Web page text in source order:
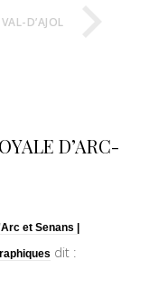
D’AJOL
D’ARC-
et Senans |
dit :